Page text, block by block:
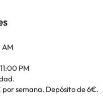
AM
PM
semana. Depósito de 6€.